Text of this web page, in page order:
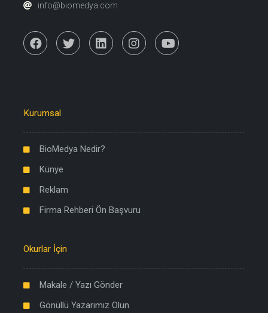
info@biomedya.com
Kurumsal
BioMedya Nedir?
Künye
Reklam
Firma Rehberi Ön Başvuru
Okurlar İçin
Makale / Yazı Gönder
Gönüllü Yazarımız Olun